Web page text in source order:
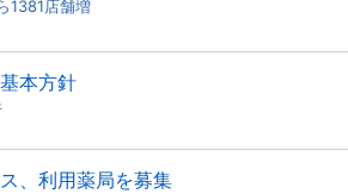
1381店舗増
本方針
、利用薬局を募集